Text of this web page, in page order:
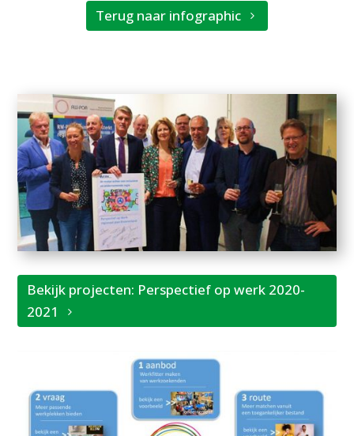
Terug naar infographic
Bekijk projecten: Perspectief op werk 2020-
2021